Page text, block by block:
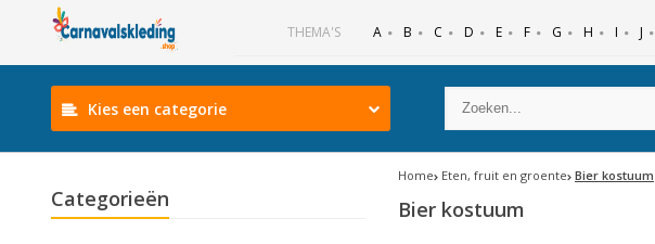
THEMA'S A B C D E F G H I J
Kies een categorie
Categorieën
Home Eten, fruit en groente Bier kostuum
Bier kostuum